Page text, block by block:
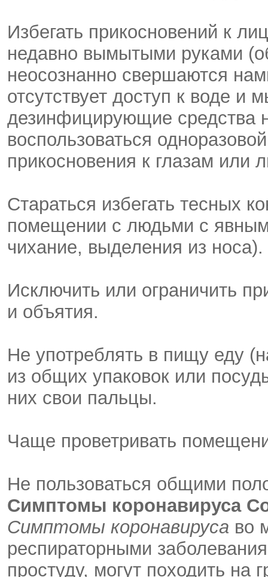
Избегать прикосновений к
недавно вымытыми руками
неосознанно свершаются
отсутствует доступ к воде и
дезинфицирующие средства
воспользоваться
прикосновения к глазам или
Стараться избегать тесных
помещении с людьми с
чихание, выделения из носа).
Исключить или ограничить
и объятия.
Не употреблять в пищу еду
из общих упаковок или
них свои пальцы.
Чаще проветривать
Не пользоваться общими
Симптомы коронавируса
Симптомы коронавируса во
респираторными
простуду, могут походить на